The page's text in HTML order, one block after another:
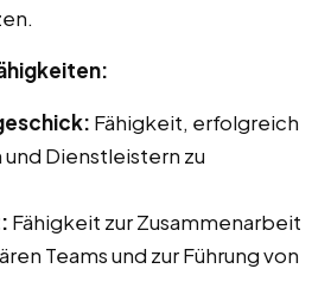
Fähigkeit, erfolgreich
Dienstleistern zu
Fähigkeit zur Zusammenarbeit
Teams und zur Führung von